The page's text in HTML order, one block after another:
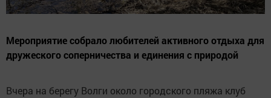
Мероприятие собрало любителей активного отдыха для
дружеского соперничества и единения с природой
Вчера на берегу Волги около городского пляжа клуб